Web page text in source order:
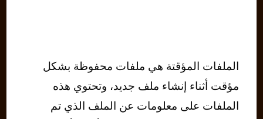
الملفات المؤقتة هي ملفات محفوظة بشكل
مؤقت أثناء إنشاء ملف جديد، وتحتوي هذه
الملفات على معلومات عن الملف الذي تم